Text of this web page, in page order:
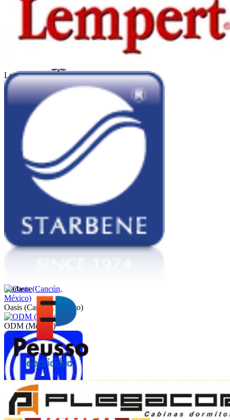
Kadicard
Sheraton Córdoba
Lempert
Starbene
Oasis (Cancún, México)
ODM (México)
PAN (México)
Peusso